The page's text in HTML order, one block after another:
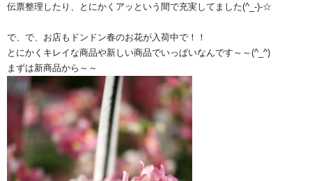
伝票整理したり、とにかくアッという間で充実してました(^_-)-☆
で、で、お店もドンドン春のお花が入荷中で！！
とにかくキレイな商品や新しい商品でいっぱいなんです～～(^_^)
まずは新商品から～～